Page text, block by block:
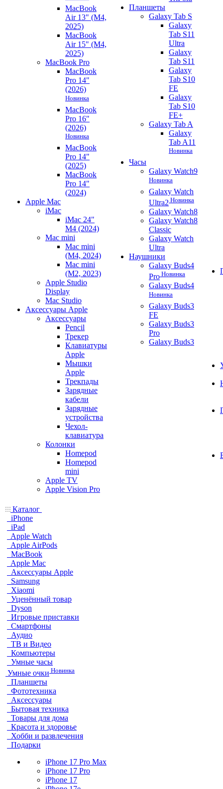
MacBook
Air 13" (M4,
2025)
MacBook
Air 15" (M4,
2025)
MacBook Pro
MacBook
Pro 14"
(2026)
Новинка
MacBook
Pro 16"
(2026)
Новинка
MacBook
Pro 14"
(2025)
MacBook
Pro 14"
(2024)
Apple Mac
iMac
iMac 24"
M4 (2024)
Mac mini
Mac mini
(M4, 2024)
Mac mini
(M2, 2023)
Apple Studio
Display
Mac Studio
Аксессуары Apple
Аксессуары
Pencil
Трекер
Клавиатуры
Apple
Мышки
Apple
Трекпады
Зарядные
кабели
Зарядные
устройства
Чехол-
клавиатура
Колонки
Homepod
Homepod
mini
Apple TV
Apple Vision Pro
Планшеты
Galaxy Tab S
Galaxy
Tab S11
Ultra
Galaxy
Tab S11
Galaxy
Tab S10
FE
Galaxy
Tab S10
FE+
Galaxy Tab A
Galaxy
Tab A11
Новинка
Часы
Galaxy Watch9
Новинка
Galaxy Watch
Ultra2 Новинка
Galaxy Watch8
Galaxy Watch8
Classic
Galaxy Watch
Ultra
Наушники
Galaxy Buds4
Pro Новинка
Galaxy Buds4
Новинка
Galaxy Buds3
FE
Galaxy Buds3
Pro
Galaxy Buds3
Каталог
iPhone
iPad
Apple Watch
Apple AirPods
MacBook
Apple Mac
Аксессуары Apple
Samsung
Xiaomi
Уценённый товар
Dyson
Игровые приставки
Смартфоны
Аудио
ТВ и Видео
Компьютеры
Умные часы
Умные очки Новинка
Планшеты
Фототехника
Аксессуары
Бытовая техника
Товары для дома
Красота и здоровье
Хобби и развлечения
Подарки
iPhone 17 Pro Max
iPhone 17 Pro
iPhone 17